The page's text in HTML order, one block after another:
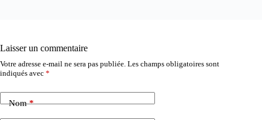
Laisser un commentaire
Votre adresse e-mail ne sera pas publiée. Les champs obligatoires sont
indiqués avec *
Nom*